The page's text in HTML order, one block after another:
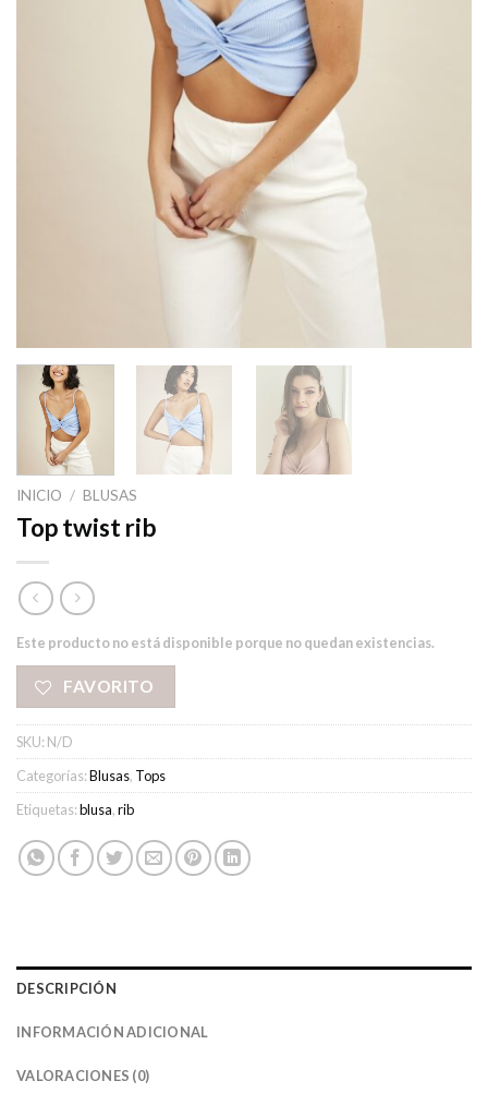
INICIO / BLUSAS
Top twist rib
Este producto no está disponible porque no quedan existencias.
FAVORITO
SKU: N/D
Categorías:Blusas, Tops
Etiquetas:blusa,rib
DESCRIPCIÓN
INFORMACIÓN ADICIONAL
VALORACIONES (0)